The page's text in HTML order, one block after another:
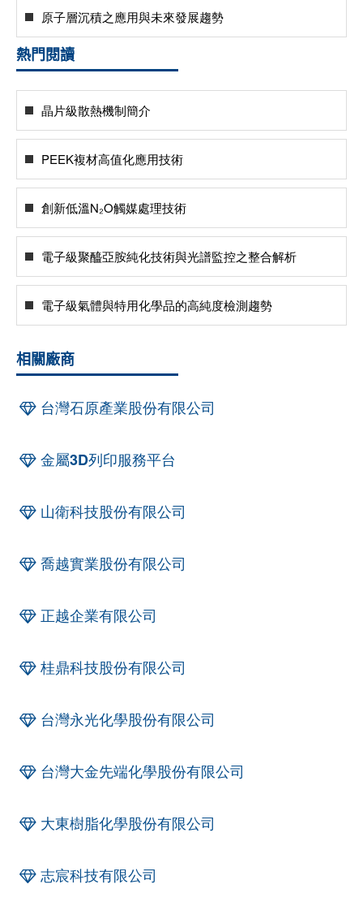
原子層沉積之應用與未來發展趨勢
熱門閱讀
晶片級散熱機制簡介
PEEK複材高值化應用技術
創新低溫N₂O觸媒處理技術
電子級聚醯亞胺純化技術與光譜監控之整合解析
電子級氣體與特用化學品的高純度檢測趨勢
相關廠商
台灣石原產業股份有限公司
金屬3D列印服務平台
山衛科技股份有限公司
喬越實業股份有限公司
正越企業有限公司
桂鼎科技股份有限公司
台灣永光化學股份有限公司
台灣大金先端化學股份有限公司
大東樹脂化學股份有限公司
志宸科技有限公司